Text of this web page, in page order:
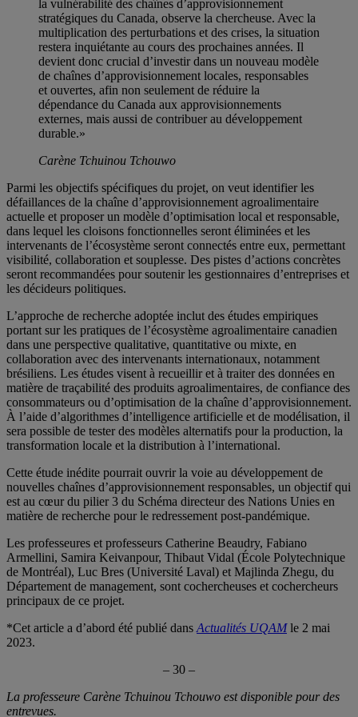
la vulnérabilité des chaînes d’approvisionnement
stratégiques du Canada, observe la chercheuse. Avec la
multiplication des perturbations et des crises, la situation
restera inquiétante au cours des prochaines années. Il
devient donc crucial d’investir dans un nouveau modèle
de chaînes d’approvisionnement locales, responsables
et ouvertes, afin non seulement de réduire la
dépendance du Canada aux approvisionnements
externes, mais aussi de contribuer au développement
durable.»
Carène Tchuinou Tchouwo
Parmi les objectifs spécifiques du projet, on veut identifier les
défaillances de la chaîne d’approvisionnement agroalimentaire
actuelle et proposer un modèle d’optimisation local et responsable,
dans lequel les cloisons fonctionnelles seront éliminées et les
intervenants de l’écosystème seront connectés entre eux, permettant
visibilité, collaboration et souplesse. Des pistes d’actions concrètes
seront recommandées pour soutenir les gestionnaires d’entreprises et
les décideurs politiques.
L’approche de recherche adoptée inclut des études empiriques
portant sur les pratiques de l’écosystème agroalimentaire canadien
dans une perspective qualitative, quantitative ou mixte, en
collaboration avec des intervenants internationaux, notamment
brésiliens. Les études visent à recueillir et à traiter des données en
matière de traçabilité des produits agroalimentaires, de confiance des
consommateurs ou d’optimisation de la chaîne d’approvisionnement.
À l’aide d’algorithmes d’intelligence artificielle et de modélisation, il
sera possible de tester des modèles alternatifs pour la production, la
transformation locale et la distribution à l’international.
Cette étude inédite pourrait ouvrir la voie au développement de
nouvelles chaînes d’approvisionnement responsables, un objectif qui
est au cœur du pilier 3 du Schéma directeur des Nations Unies en
matière de recherche pour le redressement post-pandémique.
Les professeures et professeurs Catherine Beaudry, Fabiano
Armellini, Samira Keivanpour, Thibaut Vidal (École Polytechnique
de Montréal), Luc Bres (Université Laval) et Majlinda Zhegu, du
Département de management, sont cochercheuses et cochercheurs
principaux de ce projet.
*Cet article a d’abord été publié dans Actualités UQAMle 2 mai
2023.
– 30 –
La professeure Carène Tchuinou Tchouwo est disponible pour des
entrevues.